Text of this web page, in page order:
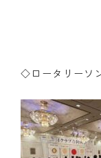
◇ロータリーソ